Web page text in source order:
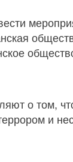
о том,
и